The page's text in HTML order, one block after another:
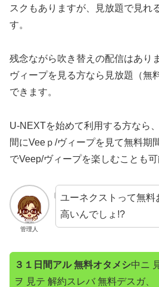
スクもありますが、見放題で見れ
す。
残念ながら吹き替えの配信はあり
ヴィープを見る方なら見放題（無
できます。
U-NEXTを始めて利用する方なら
間にVeeｐ/ヴィープを見て無料期
でVeep/ヴィープを楽しむことも可
管理人
ユーネクストって無
高いんでしょ!?
３１日間アル 無料オタメシ中ニ
ヲ 見テ 解約スレバ 無料デスガ、